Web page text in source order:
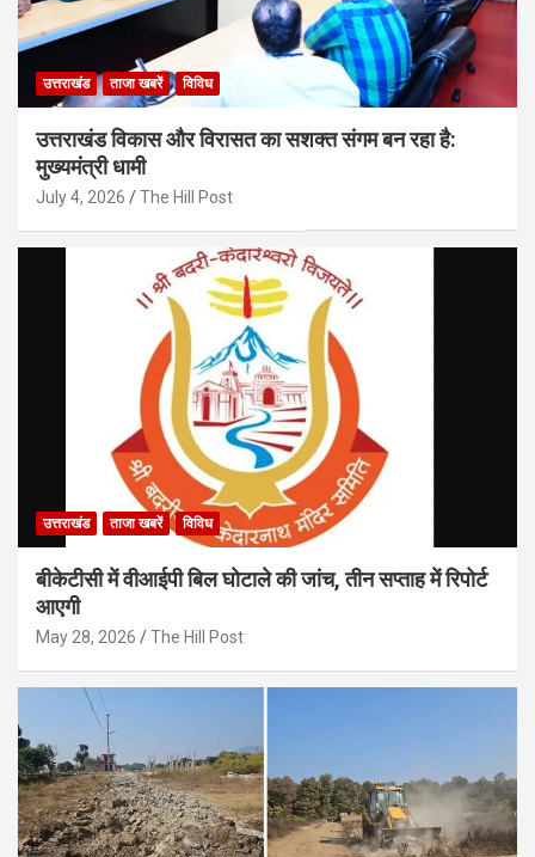
उत्तराखंड ताजा खबरें विविध
उत्तराखंड विकास और विरासत का सशक्त संगम बन रहा है:
मुख्यमंत्री धामी
July 4, 2026 The Hill Post
उत्तराखंड ताजा खबरें विविध
बीकेटीसी में वीआईपी बिल घोटाले की जांच, तीन सप्ताह में रिपोर्ट
आएगी
May 28, 2026 The Hill Post